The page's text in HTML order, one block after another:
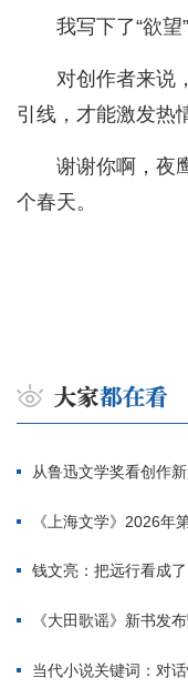
我写下了“欲望
对创作者来说
引线，才能激发热
谢谢你啊，夜
个春天。
从鲁迅文学奖看创作
《上海文学》2026年
钱文亮：把远行看成
《大田歌谣》新书发
当代小说关键词：对